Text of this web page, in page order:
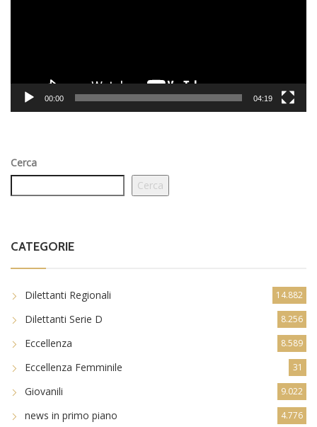
00:00 04:19
Cerca
Cerca
CATEGORIE
Dilettanti Regionali 14.882
Dilettanti Serie D 8.256
Eccellenza 8.589
Eccellenza Femminile 31
Giovanili 9.022
news in primo piano 4.776